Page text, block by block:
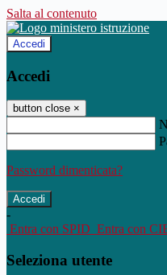
Salta al contenuto
Accedi
Accedi
button close ×
Password dimenticata?
-
Entra con SPID Entra con
Seleziona utente